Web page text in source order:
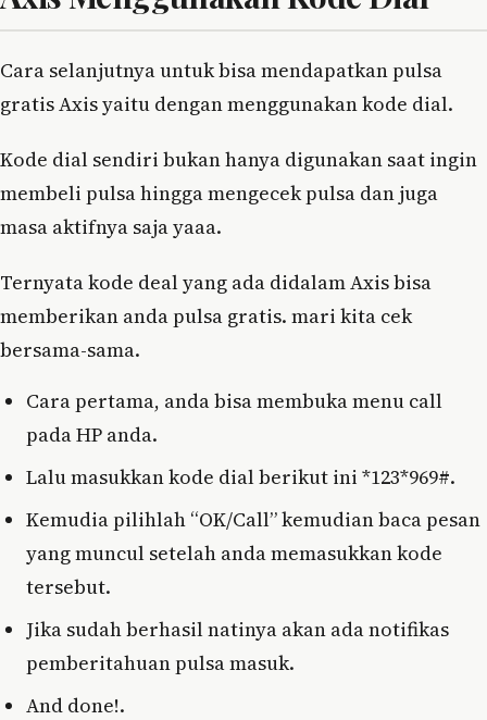
Cara selanjutnya untuk bisa mendapatkan pulsa
gratis Axis yaitu dengan menggunakan kode dial.
Kode dial sendiri bukan hanya digunakan saat ingin
membeli pulsa hingga mengecek pulsa dan juga
masa aktifnya saja yaaa.
Ternyata kode deal yang ada didalam Axis bisa
memberikan anda pulsa gratis. mari kita cek
bersama-sama.
Cara pertama, anda bisa membuka menu call
pada HP anda.
Lalu masukkan kode dial berikut ini *123*969#.
Kemudia pilihlah “OK/Call” kemudian baca pesan
yang muncul setelah anda memasukkan kode
tersebut.
Jika sudah berhasil natinya akan ada notifikas
pemberitahuan pulsa masuk.
And done!.